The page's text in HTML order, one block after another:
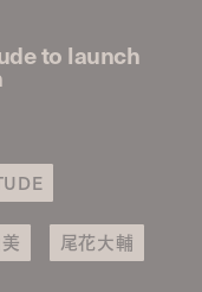
to launch
尾花大輔